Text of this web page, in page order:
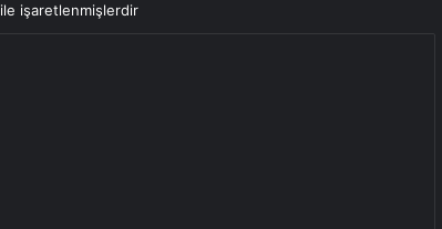
ile işaretlenmişlerdir